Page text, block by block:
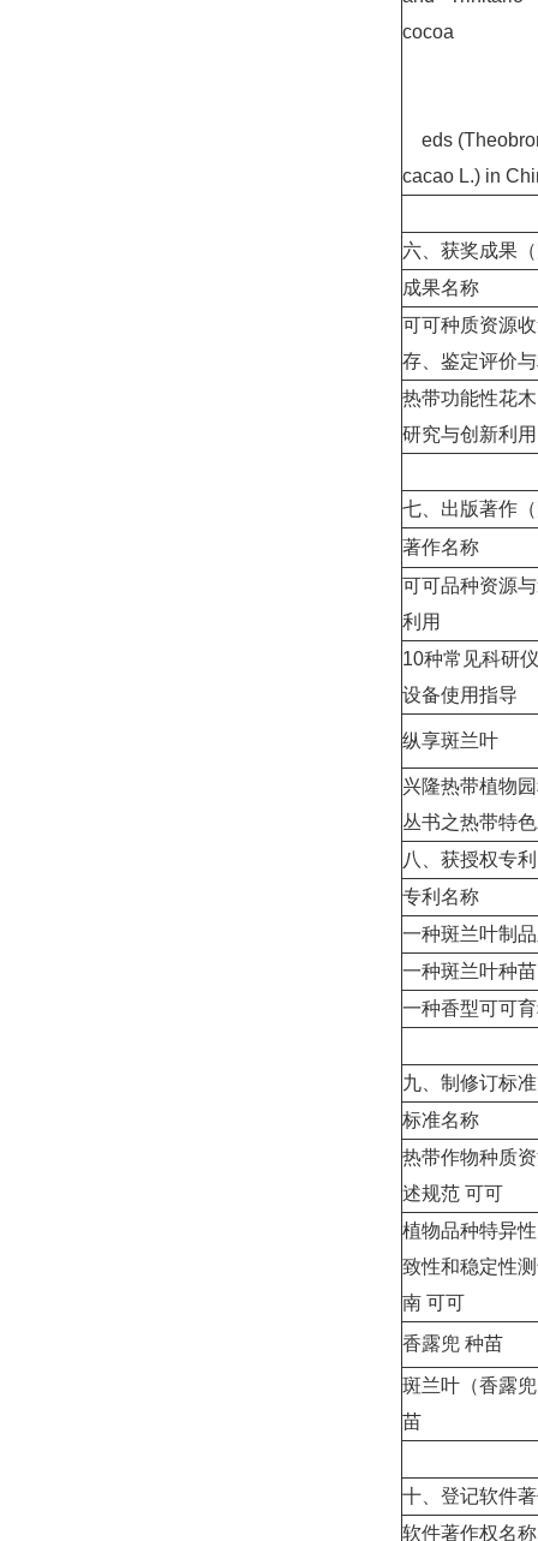
cocoa
eds
cacao L.) in
六、获奖成果
成果名称
可可种质资源
存、鉴定评价
热带功能性花
研究与创新利用
七、出版著作
著作名称
可可品种资源
利用
10种常见科研
设备使用指导
纵享斑兰叶
兴隆热带植物
丛书之热带特
八、获授权专
专利名称
一种斑兰叶制
一种斑兰叶种
一种香型可可
九、制修订标
标准名称
热带作物种质
述规范 可可
植物品种特异
致性和稳定性
南 可可
香露兜 种苗
斑兰叶（香露
苗
十、登记软件
软件著作权名称